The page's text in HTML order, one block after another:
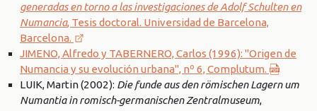
generadas en torno a las investigaciones de Adolf Schulten en
Numancia, Tesis doctoral. Universidad de Barcelona,
Barcelona.
JIMENO, Alfredo y TABERNERO, Carlos (1996): "Origen de
Numancia y su evolución urbana", nº 6, Complutum.
LUIK, Martin (2002): Die funde aus den römischen Lagern um
Numantia in romisch-germanischen Zentralmuseum,